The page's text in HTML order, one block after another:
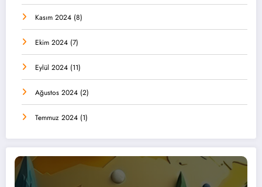
Kasım 2024 (8)
Ekim 2024 (7)
Eylül 2024 (11)
Ağustos 2024 (2)
Temmuz 2024 (1)